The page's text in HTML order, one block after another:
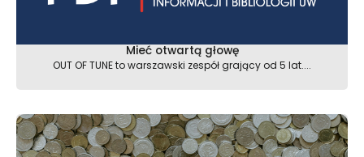
Mieć otwartą głowę
OUT OF TUNE to warszawski zespół grający od 5 lat....